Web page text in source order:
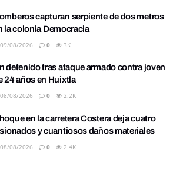
capturan serpiente de dos metros
la colonia Democracia
09/08/2026 0 3K
detenido tras ataque armado contra joven
24 años en Huixtla
08/08/2026 0 2.2K
en la carretera Costera deja cuatro
y cuantiosos daños materiales
08/08/2026 0 2.4K